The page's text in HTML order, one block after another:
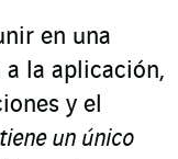
en una
la aplicación,
y el
un único